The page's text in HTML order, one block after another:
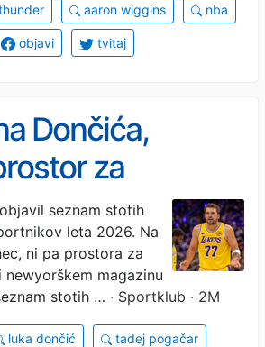
aaron wiggins nba
objavi tvitaj
Dončića,
za
seznam stotih
leta 2026. Na
ni pa prostora za
newyorškem magazinu
stotih … · Sportklub · 2M
luka dončić tadej pogačar